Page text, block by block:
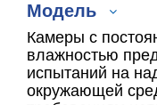
Модель
800л
Камеры с
влажностью
испытаний на
окружающей